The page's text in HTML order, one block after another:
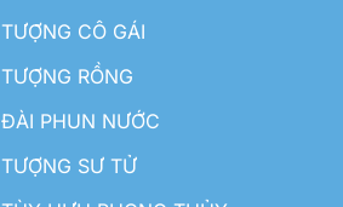
TƯỢNG CÔ GÁI
TƯỢNG RỒNG
ĐÀI PHUN NƯỚC
TƯỢNG SƯ TỬ